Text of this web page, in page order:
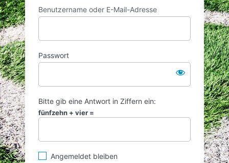
Benutzername oder E-Mail-Adresse
Passwort
Bitte gib eine Antwort in Ziffern ein:
fünfzehn + vier =
Angemeldet bleiben